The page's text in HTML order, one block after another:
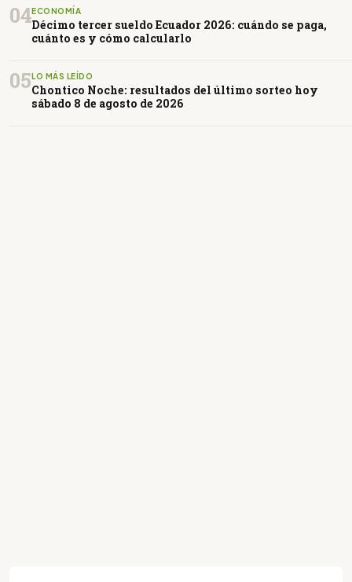
04ECONOMÍA
Décimo tercer sueldo Ecuador 2026: cuándo se paga,
cuánto es y cómo calcularlo
05LO MÁS LEÍDO
Chontico Noche: resultados del último sorteo hoy
sábado 8 de agosto de 2026